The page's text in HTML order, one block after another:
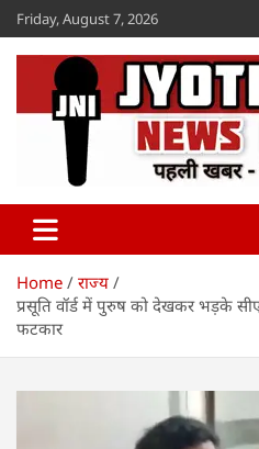
Skip
to
content
Friday, August 7, 2026
Jyotikan
Home
राज्य
प्रसूति वॉर्ड में पुरुष को देखकर भड़के
फटकार